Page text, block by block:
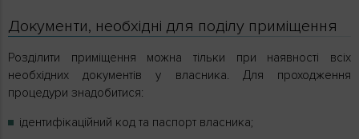
Документи, необхідні для поділу приміщення
Розділити приміщення можна тільки при наявності всіх
необхідних документів у власника. Для проходження
процедури знадобитися:
ідентифікаційний код та паспорт власника;